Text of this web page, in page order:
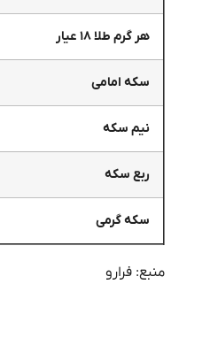
هر گرم طلا ۱۸ عیار
سکه امامی
نیم سکه
ربع سکه
سکه گرمی
منبع: فرارو